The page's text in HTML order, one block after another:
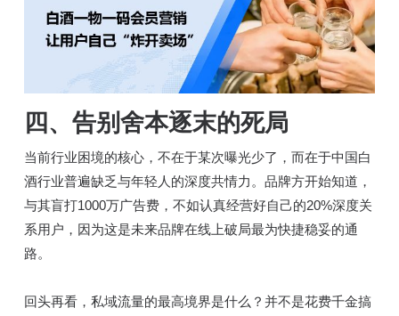
四、 告别舍本逐末的死局
当前行业困境的核心，不在于某次曝光少了，而在于中国白
酒行业普遍缺乏与年轻人的深度共情力。品牌方开始知道，
与其盲打1000万广告费，不如认真经营好自己的20%深度关
系用户，因为这是未来品牌在线上破局最为快捷稳妥的通
路。
回头再看，私域流量的最高境界是什么？并不是花费千金搞